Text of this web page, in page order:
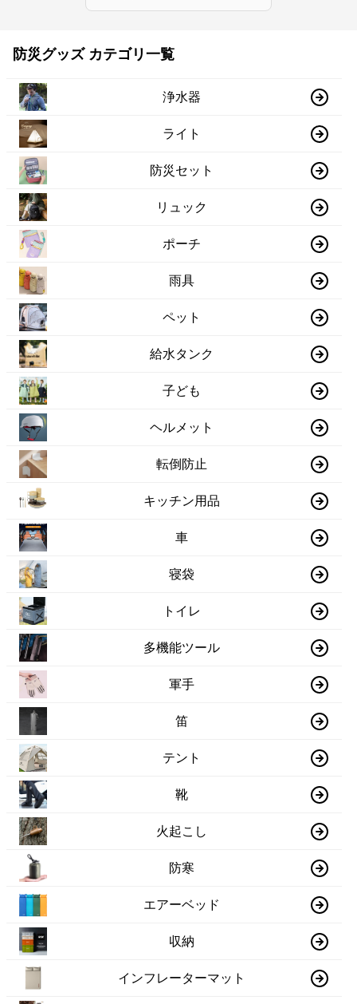
防災グッズ カテゴリ一覧
浄水器
ライト
防災セット
リュック
ポーチ
雨具
ペット
給水タンク
子ども
ヘルメット
転倒防止
キッチン用品
車
寝袋
トイレ
多機能ツール
軍手
笛
テント
靴
火起こし
防寒
エアーベッド
収納
インフレーターマット